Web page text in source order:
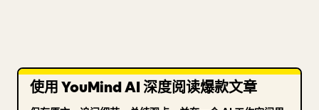
使用 YouMind AI 深度阅读爆款文章